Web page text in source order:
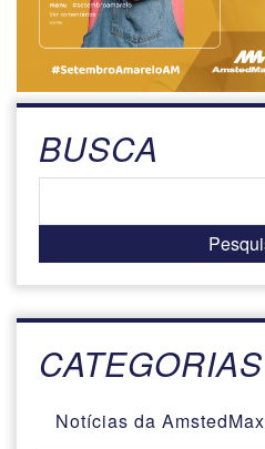
BUSCA
CATEGORIAS
Notícias da